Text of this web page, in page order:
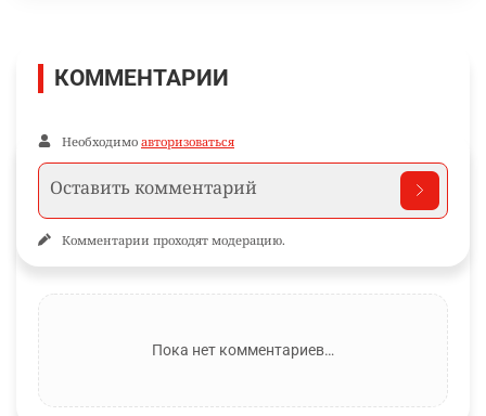
КОММЕНТАРИИ
Необходимо авторизоваться
Комментарии проходят модерацию.
Пока нет комментариев…